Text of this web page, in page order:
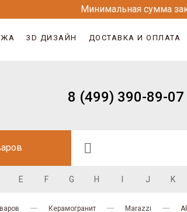
Минимальная сумма
3D ДИЗАЙН ДОСТАВКА И ОПЛАТА
8 (499) 390-89-07
E F G H J K
Керамогранит Marazzi